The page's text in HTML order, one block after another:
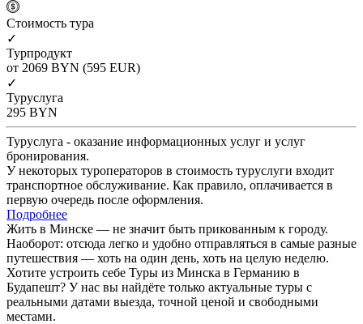
Cтоимость тура
✓
Турпродукт
от 2069 BYN (595 EUR)
✓
Туруслуга
295 BYN
Туруслуга - оказание информационных услуг и услуг
бронирования.
У некоторых туроператоров в стоимость туруслуги входит
транспортное обслуживание. Как правило, оплачивается в
первую очередь после оформления.
Подробнее
Жить в Минске — не значит быть прикованным к городу.
Наоборот: отсюда легко и удобно отправляться в самые разные
путешествия — хоть на один день, хоть на целую неделю.
Хотите устроить себе Туры из Минска в Германию в
Будапешт? У нас вы найдёте только актуальные туры с
реальными датами выезда, точной ценой и свободными
местами.